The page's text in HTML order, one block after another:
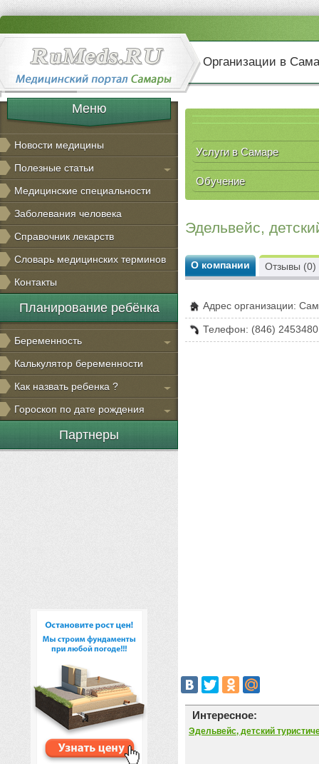
Организации в
Меню
Новости медицины
Полезные статьи
Медицинские специальности
Заболевания человека
Справочник лекарств
Словарь медицинских терминов
Контакты
Планирование ребёнка
Беременность
Калькулятор беременности
Как назвать ребенка ?
Гороскоп по дате рождения
Партнеры
Услуги в Самаре
Обучение
Эдельвейс,
О компании
Адрес организации:
Телефон: (846)
Отзывы (0)
Интересное:
Эдельвейс, детский